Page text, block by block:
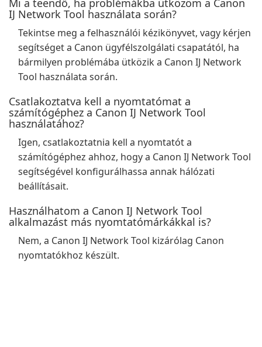
Mi a teendő, ha problémákba ütközöm a Canon
IJ Network Tool használata során?
Tekintse meg a felhasználói kézikönyvet, vagy kérjen
segítséget a Canon ügyfélszolgálati csapatától, ha
bármilyen problémába ütközik a Canon IJ Network
Tool használata során.
Csatlakoztatva kell a nyomtatómat a
számítógéphez a Canon IJ Network Tool
használatához?
Igen, csatlakoztatnia kell a nyomtatót a
számítógéphez ahhoz, hogy a Canon IJ Network Tool
segítségével konfigurálhassa annak hálózati
beállításait.
Használhatom a Canon IJ Network Tool
alkalmazást más nyomtatómárkákkal is?
Nem, a Canon IJ Network Tool kizárólag Canon
nyomtatókhoz készült.